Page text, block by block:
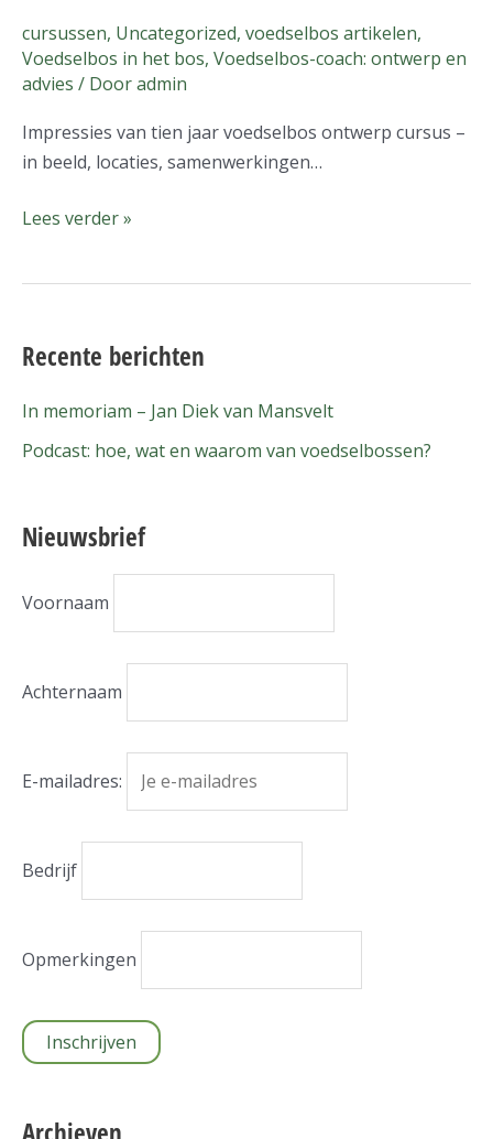
cursussen, Uncategorized, voedselbos artikelen,
Voedselbos in het bos, Voedselbos-coach: ontwerp en
advies / Dooradmin
Impressies van tien jaar voedselbos ontwerp cursus –
in beeld, locaties, samenwerkingen…
Lees verder »
Recente berichten
In memoriam – Jan Diek van Mansvelt
Podcast: hoe, wat en waarom van voedselbossen?
Nieuwsbrief
Voornaam
Achternaam
E-mailadres:
Bedrijf
Opmerkingen